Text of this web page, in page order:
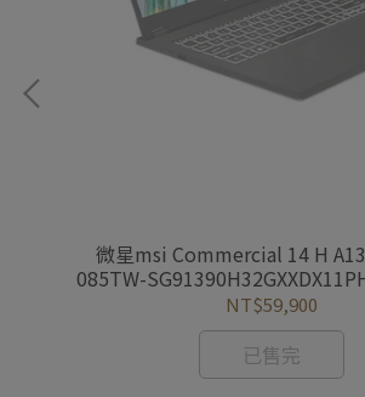
微星msi Commercial 14 H
085TW-
NT$59,900
已售完